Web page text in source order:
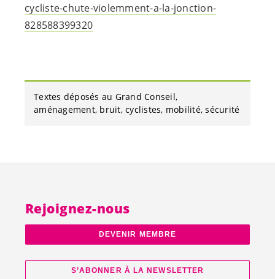
cycliste-chute-violemment-a-la-jonction-
828588399320
Textes déposés au Grand Conseil
aménagement bruit cyclistes mobilité sécurité
Rejoignez-nous
DEVENIR MEMBRE
S’ABONNER À LA NEWSLETTER